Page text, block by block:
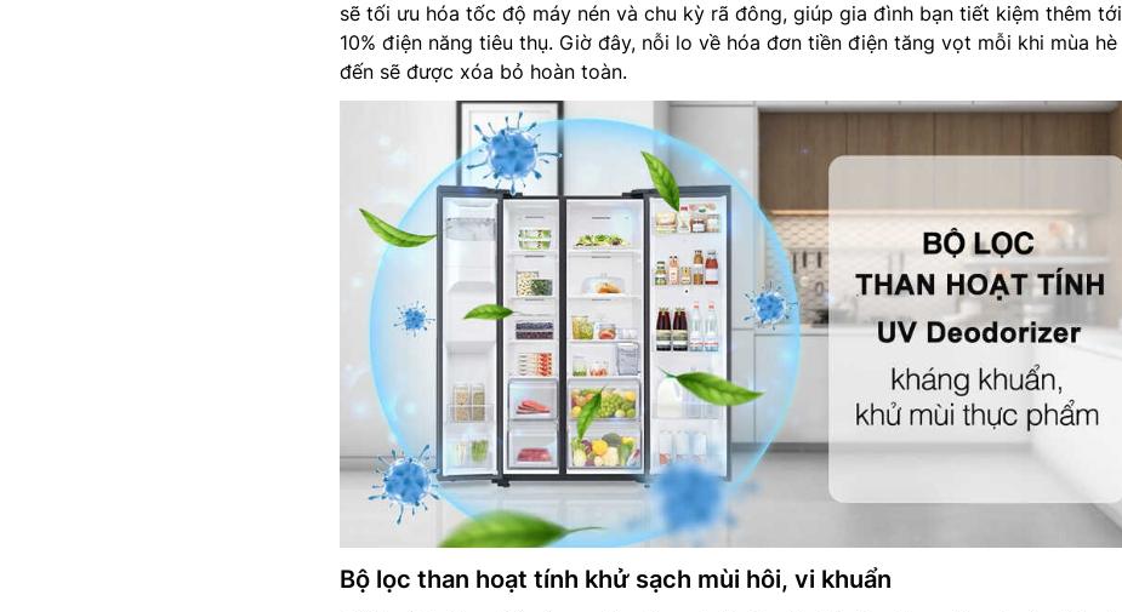
sẽ tối ưu hóa tốc độ máy nén và chu kỳ rã đông, giúp gia đình bạn tiết kiệm thêm tới
10% điện năng tiêu thụ. Giờ đây, nỗi lo về hóa đơn tiền điện tăng vọt mỗi khi mùa hè
đến sẽ được xóa bỏ hoàn toàn.
Bộ lọc than hoạt tính khử sạch mùi hôi, vi khuẩn